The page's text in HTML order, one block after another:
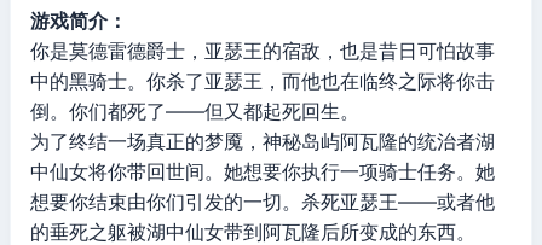
游戏简介：
你是莫德雷德爵士，亚瑟王的宿敌，也是昔日可怕故事
中的黑骑士。你杀了亚瑟王，而他也在临终之际将你击
倒。你们都死了——但又都起死回生。
为了终结一场真正的梦魇，神秘岛屿阿瓦隆的统治者湖
中仙女将你带回世间。她想要你执行一项骑士任务。她
想要你结束由你们引发的一切。杀死亚瑟王——或者他
的垂死之躯被湖中仙女带到阿瓦隆后所变成的东西。